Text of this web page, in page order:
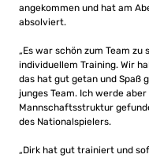
angekommen und hat am
absolviert.
„Es war schön zum Team
individuellem Training. Wir
das hat gut getan und Spaß
junges Team. Ich werde
Mannschaftsstruktur
des Nationalspielers.
„Dirk hat gut trainiert und